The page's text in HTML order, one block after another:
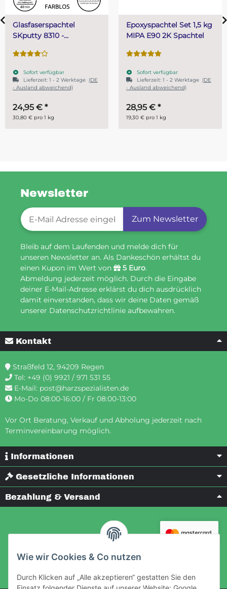
Wie wir Cookies & Co nutzen
Durch Klicken auf „Alle akzeptieren“ gestatten Sie den
(DE
Epoxyspachtel Set 1,5 kg
MIPA E90 2K Spachtel
Sofort verfügbar
Lieferzeit:1 - 2 Werktage
(DE
- Ausland abweichend)
19,30 € pro 1 kg
PUR (Resin) 4
Gießharz SKresin
Sofort verfügbar
29,90 € pro 1 kg
Newsletter
Newsletter-Registrierung
Zum Newsletter
Bleib auf dem Laufenden und melde dich für
unseren Newsletter an. Als Dankeschön erhältst du
einen Kupon im Wert von
5 Euro.
Abmeldung jederzeit möglich. Durch die Eingabe
deiner E-Mail-Adresse erklärst du dich ausdrücklich
damit einverstanden, dass wir deine Daten gemäß
unserer Datenschutzrichtlinie aufbewahren.
Kontakt
Straßfeld 12, 94209 Regen
Tel: +49 (0) 9921 / 971 531 55
E-Mail: post@harzspezialisten.de
Mo-Do 08:00-16:00 / Fr 08:00-13:00
Vor Ort Beratung, Verkauf und Abholung jederzeit nach
Terminvereinbarung möglich.
Informationen
Gesetzliche Informationen
Bezahlung & Versand